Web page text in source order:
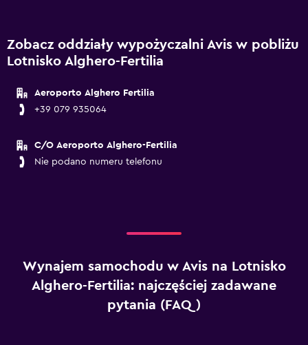
Zobacz oddziały wypożyczalni Avis w pobliżu
Lotnisko Alghero-Fertilia
Aeroporto Alghero Fertilia
+39 079 935064
C/O Aeroporto Alghero-Fertilia
Nie podano numeru telefonu
Wynajem samochodu w Avis na Lotnisko
Alghero-Fertilia: najczęściej zadawane
pytania (FAQ)